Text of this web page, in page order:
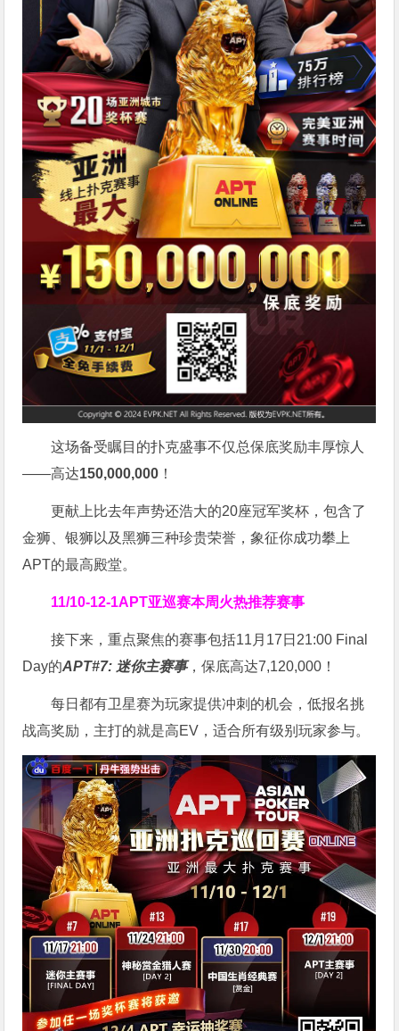
这场备受瞩目的扑克盛事不仅总保底奖励丰厚惊人
——高达150,000,000 ！
更献上比去年声势还浩大的20座冠军奖杯，包含了
金狮、银狮以及黑狮三种珍贵荣誉，象征你成功攀上
APT的最高殿堂。
11/10-12-1APT亚巡赛本周火热推荐赛事
接下来，重点聚焦的赛事包括11月17日21:00 Final
Day的APT#7: 迷你主赛事，保底高达7,120,000！
每日都有卫星赛为玩家提供冲刺的机会，低报名挑
战高奖励，主打的就是高EV，适合所有级别玩家参与。